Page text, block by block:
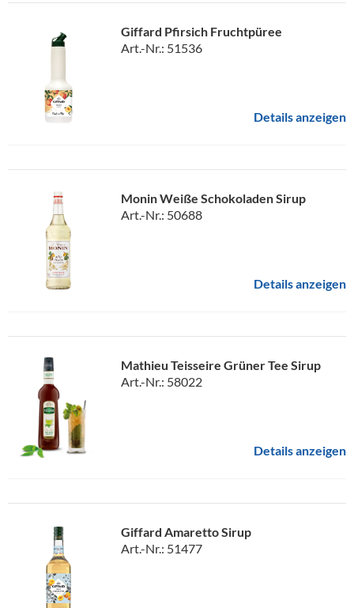
Giffard Pfirsich Fruchtpüree
Art.-Nr.: 51536
Details anzeigen
Monin Weiße Schokoladen Sirup
Art.-Nr.: 50688
Details anzeigen
Mathieu Teisseire Grüner Tee Sirup
Art.-Nr.: 58022
Details anzeigen
Giffard Amaretto Sirup
Art.-Nr.: 51477